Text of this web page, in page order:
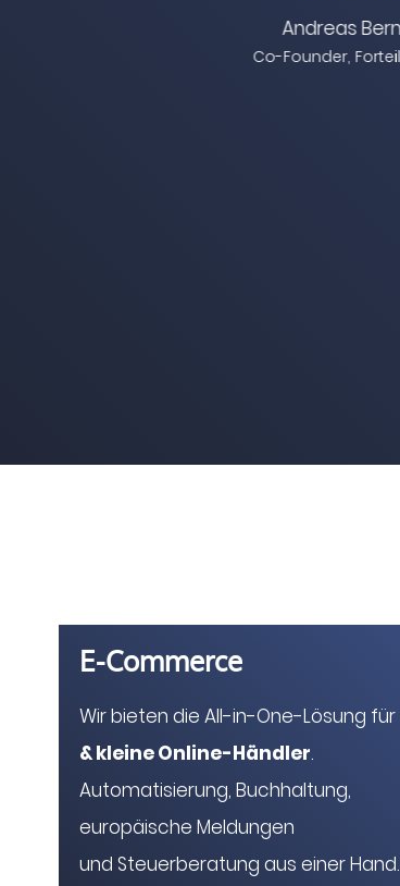
E-Commerce
Wir bieten die All-in-One-Lösung für
& kleine Online-Händler.
Automatisierung, Buchhaltung,
europäische Meldungen
und Steuerberatung aus einer Hand.